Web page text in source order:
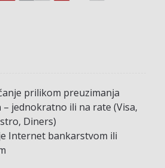
prilikom preuzimanja
– jednokratno ili na rate (Visa,
Diners)
Internet bankarstvom ili